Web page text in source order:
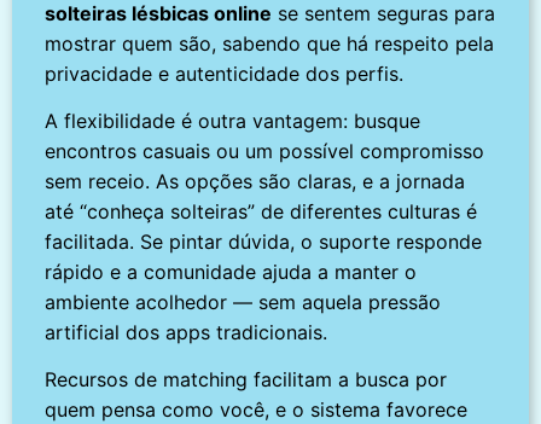
solteiras lésbicas online se sentem seguras para
mostrar quem são, sabendo que há respeito pela
privacidade e autenticidade dos perfis.
A flexibilidade é outra vantagem: busque
encontros casuais ou um possível compromisso
sem receio. As opções são claras, e a jornada
até “conheça solteiras” de diferentes culturas é
facilitada. Se pintar dúvida, o suporte responde
rápido e a comunidade ajuda a manter o
ambiente acolhedor — sem aquela pressão
artificial dos apps tradicionais.
Recursos de matching facilitam a busca por
quem pensa como você, e o sistema favorece